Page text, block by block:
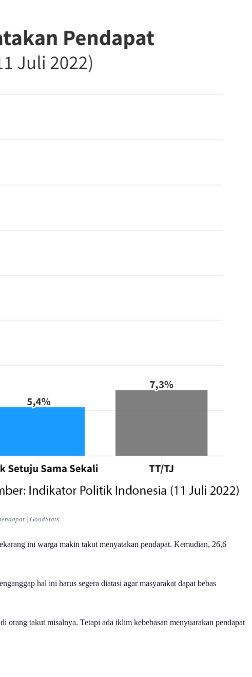
| GoodStats
ini warga makin takut menyatakan pendapat. Kemudian, 26,6
hal ini harus segera diatasi agar masyarakat dapat bebas
orang takut misalnya. Tetapi ada iklim kebebasan menyuarakan pendapat